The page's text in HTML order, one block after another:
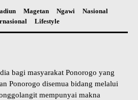
Magetan Ngawi
Nasional
Lifestyle
bagi masyarakat Ponorogo yang
Ponorogo disemua bidang melalui
mempunyai makna